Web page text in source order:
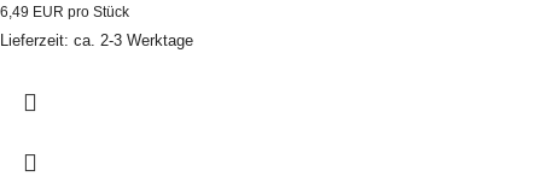
6,49 EUR pro Stück
Lieferzeit: ca. 2-3 Werktage